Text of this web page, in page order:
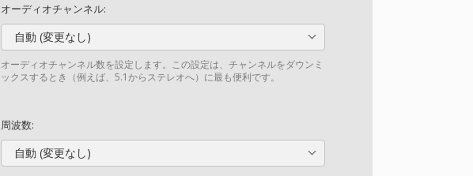
オーディオチャンネル:
自動 (変更なし)
オーディオチャンネル数を設定します。この設定は、チャンネルをダウンミ
ックスするとき（例えば、5.1からステレオへ）に最も便利です。
周波数:
自動 (変更なし)